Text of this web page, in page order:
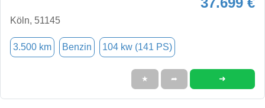
Köln, 51145
3.500 km Benzin 104 kw (141 PS)
★ ➦ ➜